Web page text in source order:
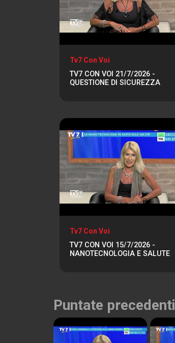
Tv7 Con Voi
TV7 CON VOI 21/7/2026 -
QUESTIONE DI SICUREZZA
Tv7 Con Voi
TV7 CON VOI 15/7/2026 -
NANOTECNOLOGIA E SALUTE
Puntate precedenti